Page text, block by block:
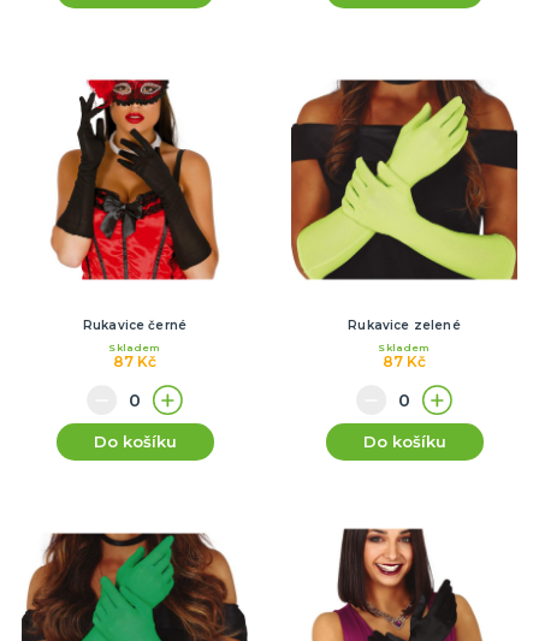
Rukavice černé
87 Kč
Skladem
Do košíku
Rukavice zelené
87 Kč
Skladem
Do košíku